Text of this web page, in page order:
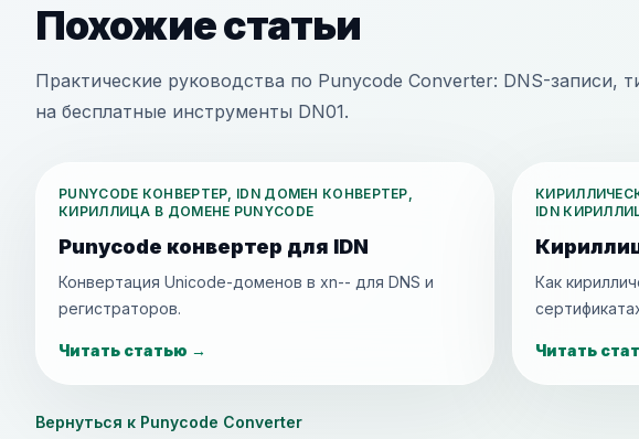
Похожие статьи
Практические руководства по Punycode Converter: DNS-записи,
на бесплатные инструменты DN01.
PUNYCODE КОНВЕРТЕР, IDN ДОМЕН КОНВЕРТЕР,
КИРИЛЛИЦА В ДОМЕНЕ PUNYCODE
Punycode конвертер для IDN
Конвертация Unicode-доменов в xn-- для DNS и
регистраторов.
Читать статью →
IDN
Как
Читать
Вернуться к Punycode Converter